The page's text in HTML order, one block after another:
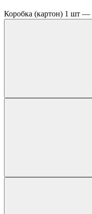
Коробка (картон) 1 шт —